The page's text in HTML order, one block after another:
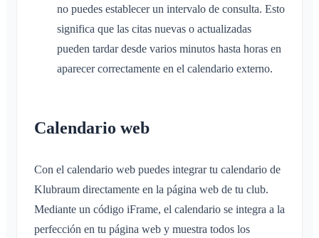
no puedes establecer un intervalo de consulta. Esto
significa que las citas nuevas o actualizadas
pueden tardar desde varios minutos hasta horas en
aparecer correctamente en el calendario externo.
Calendario web
Con el calendario web puedes integrar tu calendario de
Klubraum directamente en la página web de tu club.
Mediante un código iFrame, el calendario se integra a la
perfección en tu página web y muestra todos los